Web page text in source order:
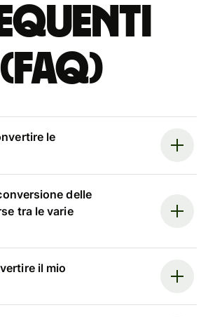
(FAQ)
le
delle
tra le varie
il mio